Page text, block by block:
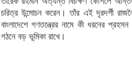
চরিত্র উন্মোচন করেন। তাঁর এই দূরদর্শী
বাংলাদেশে গণতন্ত্রের নামে কী ধরনের
গঠনে বড় ভূমিকা রাখে।